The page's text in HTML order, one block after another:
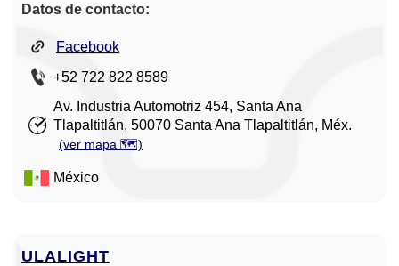
Datos de contacto:
Facebook
+52 722 822 8589
Av. Industria Automotriz 454, Santa Ana
Tlapaltitlán, 50070 Santa Ana Tlapaltitlán, Méx.
(ver mapa 🗺️)
México
ULALIGHT